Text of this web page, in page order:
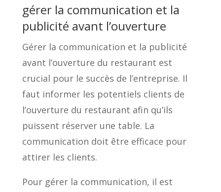
gérer la communication et la
publicité avant l’ouverture
Gérer la communication et la publicité
avant l’ouverture du restaurant est
crucial pour le succès de l’entreprise. Il
faut informer les potentiels clients de
l’ouverture du restaurant afin qu’ils
puissent réserver une table. La
communication doit être efficace pour
attirer les clients.
Pour gérer la communication, il est